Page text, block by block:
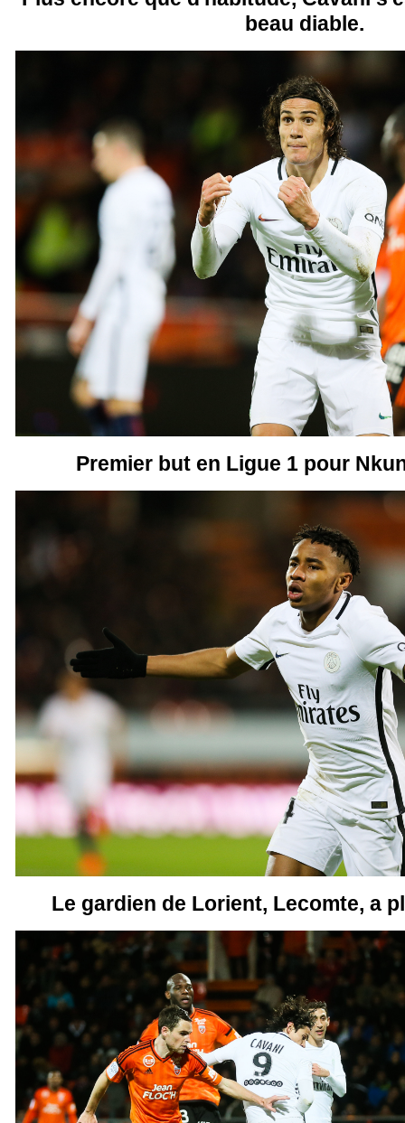
beau diable.
Premier but en Ligue 1 pour
Le gardien de Lorient, Lecomte, a